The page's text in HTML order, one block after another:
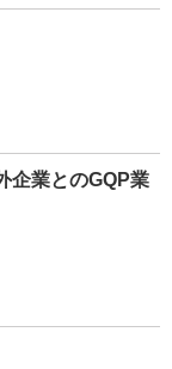
企業とのGQP業